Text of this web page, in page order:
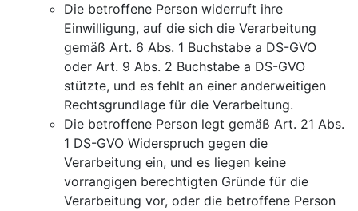
Die betroffene Person widerruft ihre
Einwilligung, auf die sich die Verarbeitung
gemäß Art. 6 Abs. 1 Buchstabe a DS-GVO
oder Art. 9 Abs. 2 Buchstabe a DS-GVO
stützte, und es fehlt an einer anderweitigen
Rechtsgrundlage für die Verarbeitung.
Die betroffene Person legt gemäß Art. 21 Abs.
1 DS-GVO Widerspruch gegen die
Verarbeitung ein, und es liegen keine
vorrangigen berechtigten Gründe für die
Verarbeitung vor, oder die betroffene Person